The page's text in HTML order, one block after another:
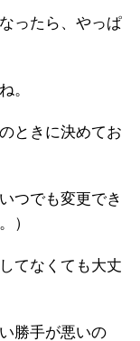
ったら、やっぱ
。
ときに決めてお
つでも変更でき
）
てなくても大丈
勝手が悪いの